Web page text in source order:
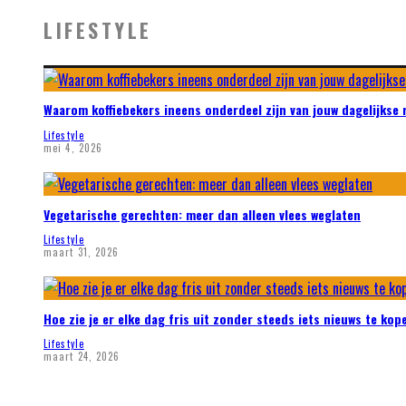
LIFESTYLE
Waarom koffiebekers ineens onderdeel zijn van jouw
Lifestyle
mei 4, 2026
Vegetarische gerechten: meer dan alleen vlees weglaten
Lifestyle
maart 31, 2026
Hoe zie je er elke dag fris uit zonder steeds iets nieuws te
Lifestyle
maart 24, 2026